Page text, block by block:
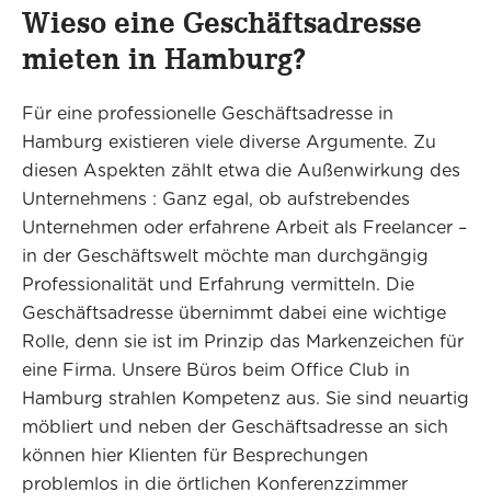
Wieso eine Geschäftsadresse
mieten in Hamburg?
Für eine professionelle Geschäftsadresse in
Hamburg existieren viele diverse Argumente. Zu
diesen Aspekten zählt etwa die Außenwirkung des
Unternehmens : Ganz egal, ob aufstrebendes
Unternehmen oder erfahrene Arbeit als Freelancer –
in der Geschäftswelt möchte man durchgängig
Professionalität und Erfahrung vermitteln. Die
Geschäftsadresse übernimmt dabei eine wichtige
Rolle, denn sie ist im Prinzip das Markenzeichen für
eine Firma. Unsere Büros beim Office Club in
Hamburg strahlen Kompetenz aus. Sie sind neuartig
möbliert und neben der Geschäftsadresse an sich
können hier Klienten für Besprechungen
problemlos in die örtlichen Konferenzzimmer